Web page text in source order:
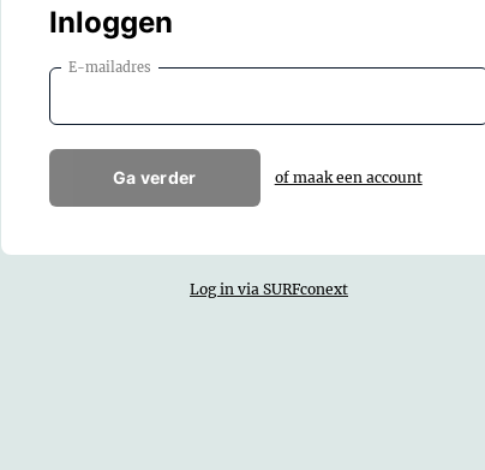
Inloggen
E-mailadres
Ga verder of maak een account
Log in via SURFconext